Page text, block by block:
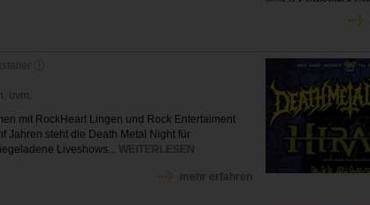
ⓘ
uvm.
mit RockHeart Lingen und Rock Entertaiment
Jahren steht die Death Metal Night für
Liveshows... WEITERLESEN
mehr erfahren